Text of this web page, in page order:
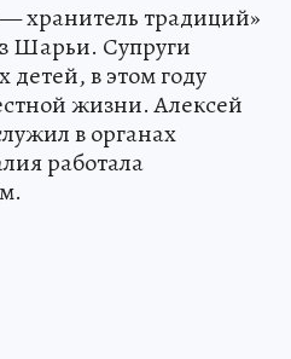
хранитель традиций»
Шарьи. Супруги
детей, в этом году
жизни. Алексей
в органах
работала